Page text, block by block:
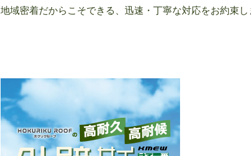
地域密着だからこそできる、迅速・丁寧な対応をお約束し